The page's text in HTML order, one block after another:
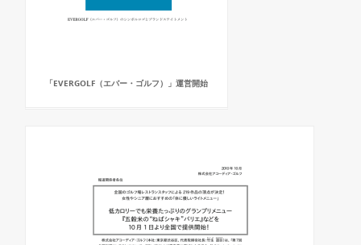
「EVERGOLF（エバー・ゴルフ）」運営開始